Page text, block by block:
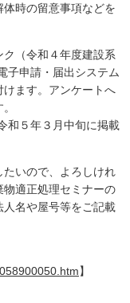
時の留意事項などを
（令和４年度建設系
子申請・届出システム
ます。アンケートへ
和５年３月中旬に掲載
いので、よろしけれ
適正処理セミナーの
名や屋号等をご記載
】